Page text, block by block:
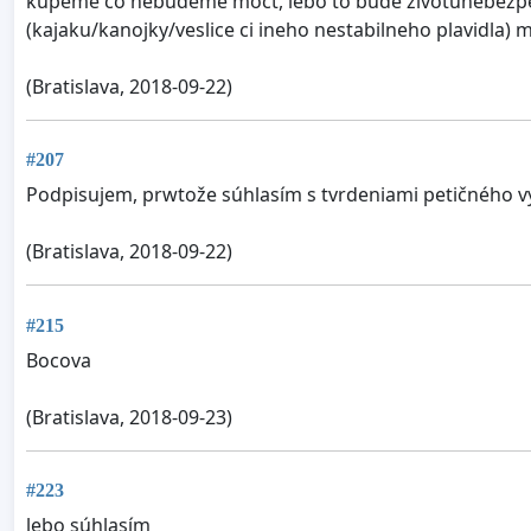
(kajaku/kanojky/veslice ci ineho nestabilneho plavidla)
(Bratislava, 2018-09-22)
#207
Podpisujem, prwtože súhlasím s tvrdeniami petičného
(Bratislava, 2018-09-22)
#215
Bocova
(Bratislava, 2018-09-23)
#223
lebo súhlasím